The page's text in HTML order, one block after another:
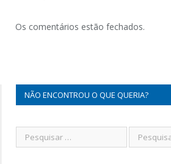
Os comentários estão fechados.
NÃO ENCONTROU O QUE QUERIA?